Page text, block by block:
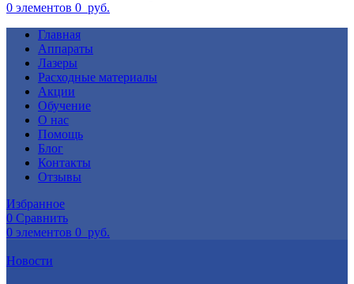
0 элементов 0 руб.
Главная
Аппараты
Лазеры
Расходные материалы
Акции
Обучение
О нас
Помощь
Блог
Контакты
Отзывы
Избранное
0 Сравнить
0 элементов 0 руб.
Новости